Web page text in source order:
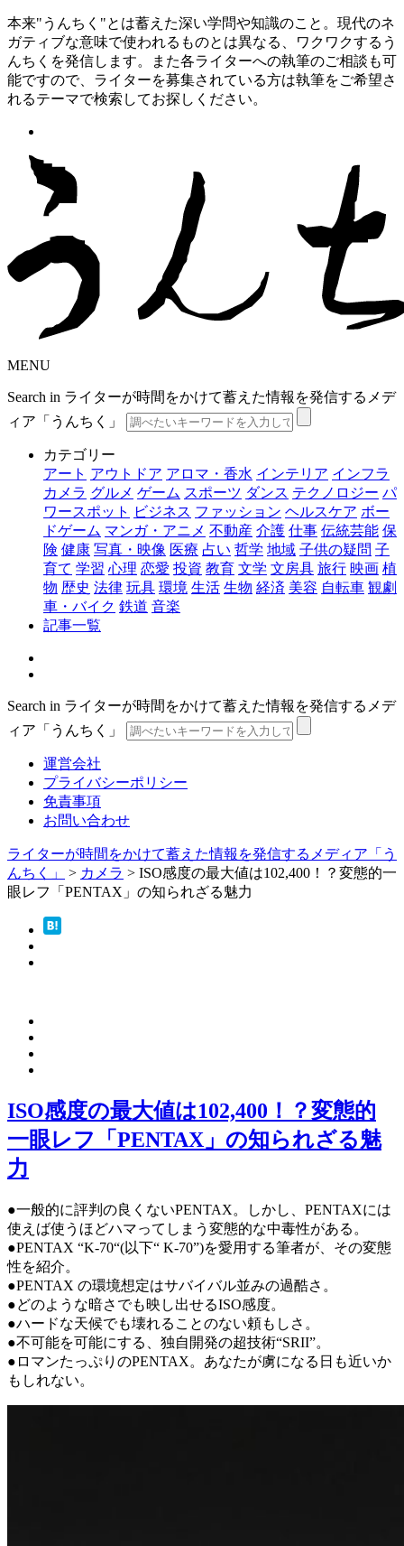
本来"うんちく"とは蓄えた深い学問や知識のこと。現代のネ
ガティブな意味で使われるものとは異なる、ワクワクするう
んちくを発信します。また各ライターへの執筆のご相談も可
能ですので、ライターを募集されている方は執筆をご希望さ
れるテーマで検索してお探しください。
MENU
Search in ライターが時間をかけて蓄えた情報を発信するメデ
ィア「うんちく」
カテゴリー
アート アウトドア アロマ・香水 インテリア インフラ
カメラ グルメ ゲーム スポーツ ダンス テクノロジー パ
ワースポット
ビジネス ファッション ヘルスケア ボー
ドゲーム マンガ・アニメ 不動産 介護 仕事 伝統芸能 保
険 健康 写真・映像 医療 占い 哲学 地域 子供の疑問 子
育て 学習 心理 恋愛 投資 教育 文学 文房具 旅行 映画 植
物 歴史 法律 玩具 環境 生活 生物 経済 美容 自転車 観劇
車・バイク 鉄道 音楽
記事一覧
Search in ライターが時間をかけて蓄えた情報を発信するメデ
ィア「うんちく」
運営会社
プライバシーポリシー
免責事項
お問い合わせ
ライターが時間をかけて蓄えた情報を発信するメディア「う
んちく」
> カメラ > ISO感度の最大値は102,400！？変態的一
眼レフ「PENTAX」の知られざる魅力
ISO感度の最大値は102,400！？変態的
一眼レフ「PENTAX」の知られざる魅
力
●一般的に評判の良くないPENTAX。しかし、PENTAXには
使えば使うほどハマってしまう変態的な中毒性がある。
●PENTAX “K-70“(以下“ K-70”)を愛用する筆者が、その変態
性を紹介。
●PENTAX の環境想定はサバイバル並みの過酷さ。
●どのような暗さでも映し出せるISO感度。
●ハードな天候でも壊れることのない頼もしさ。
●不可能を可能にする、独自開発の超技術“SRII”。
●ロマンたっぷりのPENTAX。あなたが虜になる日も近いか
もしれない。